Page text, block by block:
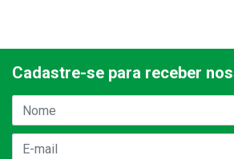
Cadastre-se para receber